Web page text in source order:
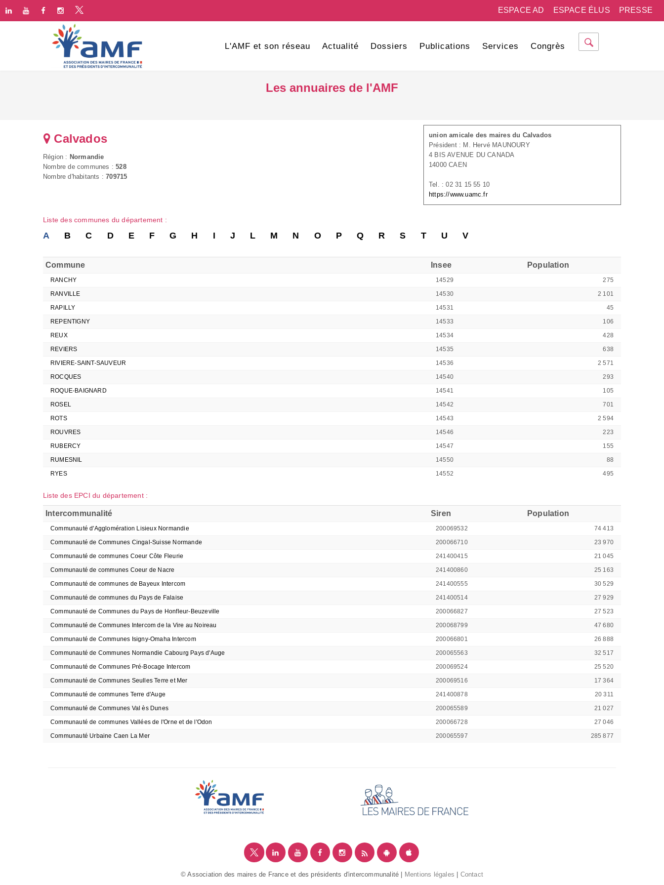
PRESSE
ESPACE ÉLUS
ESPACE AD
L'AMF et son réseau Actualité Dossiers Publications Services Congrès
Les annuaires de l'AMF
union amicale des maires du Calvados
Président : M. Hervé MAUNOURY
4 BIS AVENUE DU CANADA
14000 CAEN
Tel. : 02 31 15 55 10
https://www.uamc.fr
Calvados
Région : Normandie
Nombre de communes :528
Nombre d'habitants :709715
Liste des communes du département :
A B C D E F G H I J L M N O P Q R S T U V
Commune Insee Population
RANCHY 14529
275
RANVILLE
14530
2 101
RAPILLY
14531
45
REPENTIGNY
14533
106
REUX
14534
428
REVIERS
14535
638
RIVIERE-SAINT-SAUVEUR
14536
2 571
ROCQUES
14540
293
ROQUE-BAIGNARD
14541
105
ROSEL
14542
701
ROTS
14543
2 594
ROUVRES
14546
223
RUBERCY
14547
155
RUMESNIL
14550
88
RYES
14552 495
Liste des EPCI du département :
Intercommunalité Siren Population
Communauté d'Agglomération Lisieux Normandie 200069532
74 413
Communauté de Communes Cingal-Suisse Normande
200066710
23 970
Communauté de communes Coeur Côte Fleurie
241400415
21 045
Communauté de communes Coeur de Nacre
241400860
25 163
Communauté de communes de Bayeux Intercom
241400555
30 529
Communauté de communes du Pays de Falaise
241400514
27 929
Communauté de Communes du Pays de Honfleur-Beuzeville
200066827
27 523
Communauté de Communes Intercom de la Vire au Noireau
200068799
47 680
Communauté de Communes Isigny-Omaha Intercom
200066801
26 888
Communauté de Communes Normandie Cabourg Pays d'Auge
200065563
32 517
Communauté de Communes Pré-Bocage Intercom
200069524
25 520
Communauté de Communes Seulles Terre et Mer
200069516
17 364
Communauté de communes Terre d'Auge
241400878
20 311
Communauté de Communes Val ès Dunes
200065589
21 027
Communauté de communes Vallées de l'Orne et de l'Odon
200066728
27 046
Communauté Urbaine Caen La Mer
200065597 285 877
© Association des maires de France et des présidents d'intercommunalité | Mentions légales | Contact